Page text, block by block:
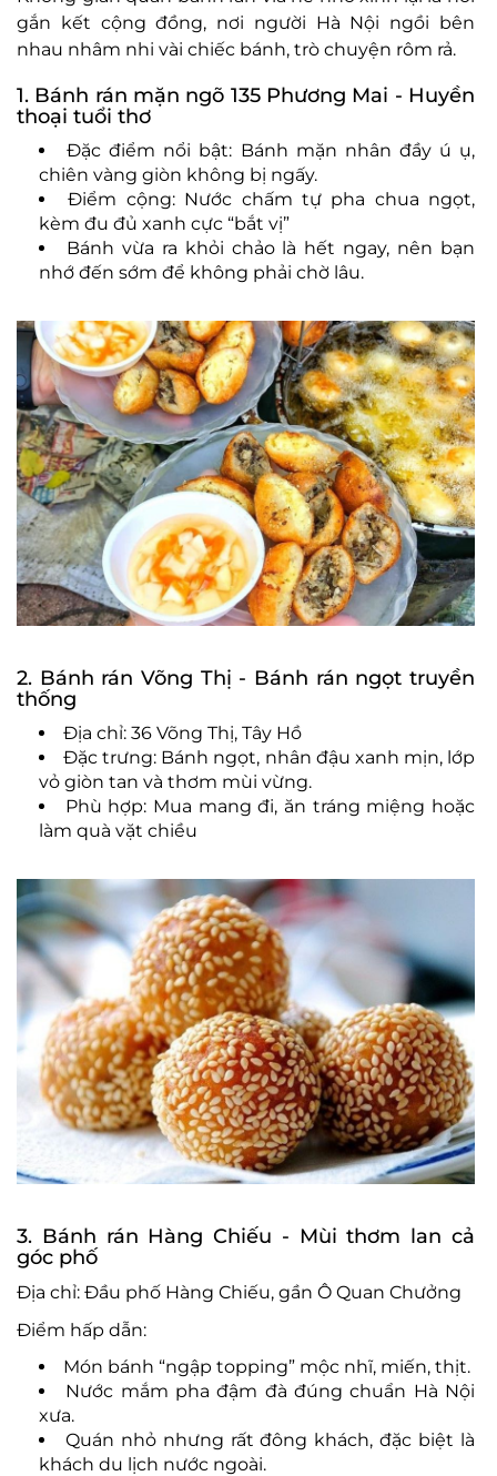
gắn kết cộng đồng, nơi người Hà Nội ngồi bên
nhau nhâm nhi vài chiếc bánh, trò chuyện rôm rả.
1. Bánh rán mặn ngõ 135 Phương Mai - Huyền
thoại tuổi thơ
Đặc điểm nổi bật: Bánh mặn nhân đầy ú ụ,
chiên vàng giòn không bị ngấy.
Điểm cộng: Nước chấm tự pha chua ngọt,
kèm đu đủ xanh cực “bắt vị”
Bánh vừa ra khỏi chảo là hết ngay, nên bạn
nhớ đến sớm để không phải chờ lâu.
2. Bánh rán Võng Thị - Bánh rán ngọt truyền
thống
Địa chỉ: 36 Võng Thị, Tây Hồ
Đặc trưng: Bánh ngọt, nhân đậu xanh mịn, lớp
vỏ giòn tan và thơm mùi vừng.
Phù hợp: Mua mang đi, ăn tráng miệng hoặc
làm quà vặt chiều
3. Bánh rán Hàng Chiếu - Mùi thơm lan cả
góc phố
Địa chỉ: Đầu phố Hàng Chiếu, gần Ô Quan Chưởng
Điểm hấp dẫn:
Món bánh “ngập topping” mộc nhĩ, miến, thịt.
Nước mắm pha đậm đà đúng chuẩn Hà Nội
xưa.
Quán nhỏ nhưng rất đông khách, đặc biệt là
khách du lịch nước ngoài.